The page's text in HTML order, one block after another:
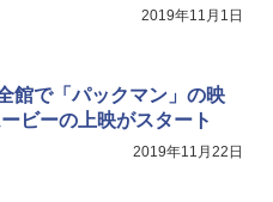
限定】劇場版モノノ怪
り来たる！スタジオ描き下ろ
ボード付) [DVD]
2019年11月1日
館で「パックマン」の映
ビーの上映がスタート
2019年11月22日